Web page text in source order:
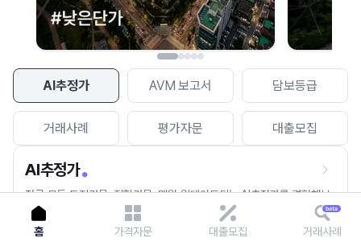
AI추정가 AVM 보고서 담보등급
거래사례 평가자문 대출모집
AI추정가
전국 모든 토지건물, 집합건물, 매월 업데이트되는 AI추정가를 경험해보
세요.
홈 가격자문 대출모집 거래사례